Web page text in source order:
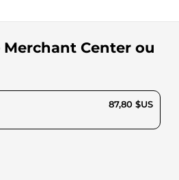
Center ou
87,80 $US